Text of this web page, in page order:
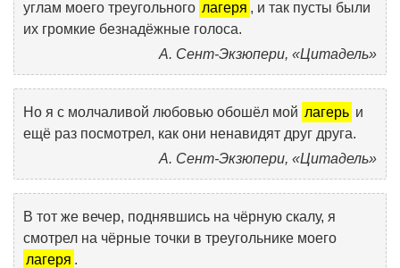
углам моего треугольного лагеря , и так пусты были
их громкие безнадёжные голоса.
А. Сент-Экзюпери, «Цитадель»
Но я с молчаливой любовью обошёл мой лагерь и
ещё раз посмотрел, как они ненавидят друг друга.
А. Сент-Экзюпери, «Цитадель»
В тот же вечер, поднявшись на чёрную скалу, я
смотрел на чёрные точки в треугольнике моего
лагеря .